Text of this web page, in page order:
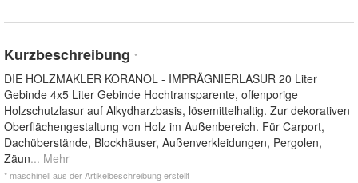
Kurzbeschreibung *
DIE HOLZMAKLER KORANOL - IMPRÄGNIERLASUR 20 Liter
Gebinde 4x5 Liter Gebinde Hochtransparente, offenporige
Holzschutzlasur auf Alkydharzbasis, lösemittelhaltig. Zur dekorativen
Oberflächengestaltung von Holz im Außenbereich. Für Carport,
Dachüberstände, Blockhäuser, Außenverkleidungen, Pergolen,
Zäun... Mehr
* maschinell aus der Artikelbeschreibung erstellt